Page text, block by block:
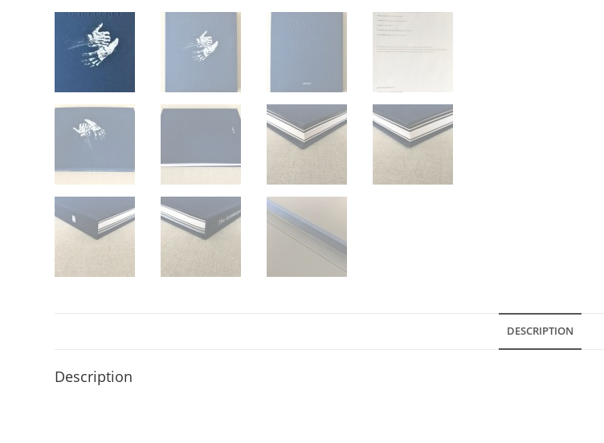
DESCRIPTION
Description